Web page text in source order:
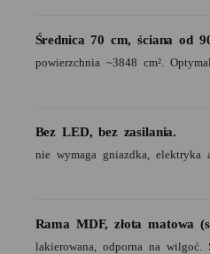
Średnica 70 cm, ściana od
powierzchnia ~3848 cm².
Bez LED, bez zasilania.
nie wymaga gniazdka, elektryka
Rama MDF, złota matowa
lakierowana, odporna na wilgoć.